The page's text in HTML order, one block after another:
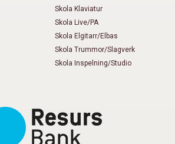
Skola Klaviatur
Skola Live/PA
Skola Elgitarr/Elbas
Skola Trummor/Slagverk
Skola Inspelning/Studio